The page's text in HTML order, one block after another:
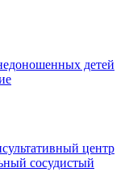
детей
центр
сосудистый